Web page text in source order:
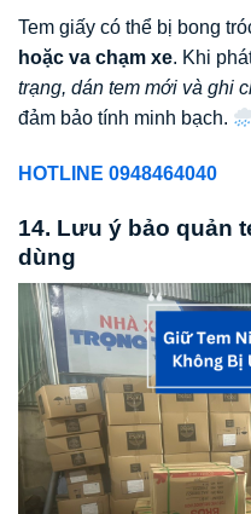
Tem giấy có thể bị bong
hoặc va chạm xe. Khi
trạng, dán tem mới và ghi
đảm bảo tính minh bạch.
HOTLINE 0948464040
14. Lưu ý bảo quản
dùng